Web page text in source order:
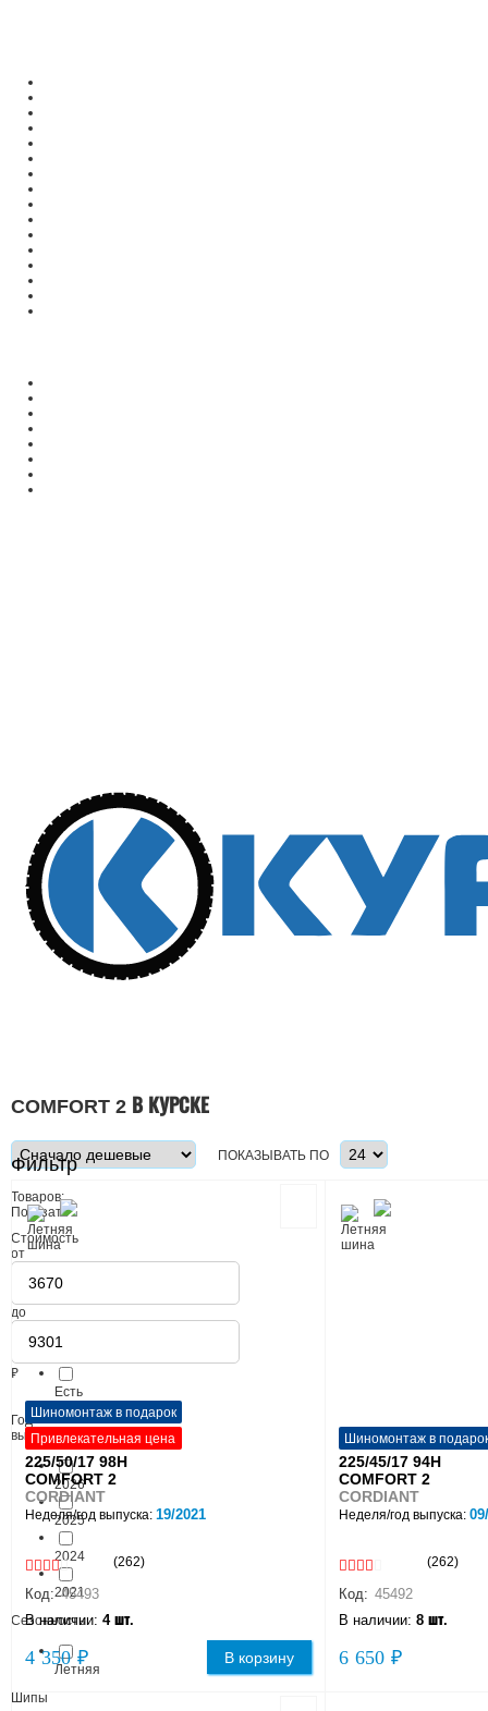
COMFORT 2 В КУРСКЕ
Фильтр
Товаров:
Показать
Стоимость
от
до
₽
В
наличии
Есть
Год
выпуска
2026
2025
2024
2021
Сезонность
Летняя
Шипы
ПОКАЗЫВАТЬ ПО
Шиномонтаж в подарок
Привлекательная цена
225/50/17 98H
COMFORT 2
CORDIANT
Неделя/год выпуска: 19/2021
(262)
Код:45493
В наличии: 4 шт.
4 350 ₽ В корзину
Шиномонтаж в
225/45/17 94H
COMFORT 2
CORDIANT
Неделя/год выпуска:
(262)
Код: 45492
В наличии: 8 шт.
6 650 ₽